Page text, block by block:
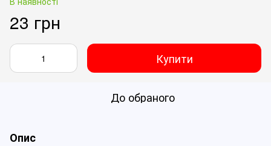
23 грн
Купити
До обраного
Опис